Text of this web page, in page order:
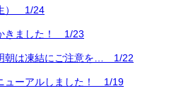
） 1/24
ました！ 1/23
朝は凍結にご注意を… 1/22
ューアルしました！ 1/19